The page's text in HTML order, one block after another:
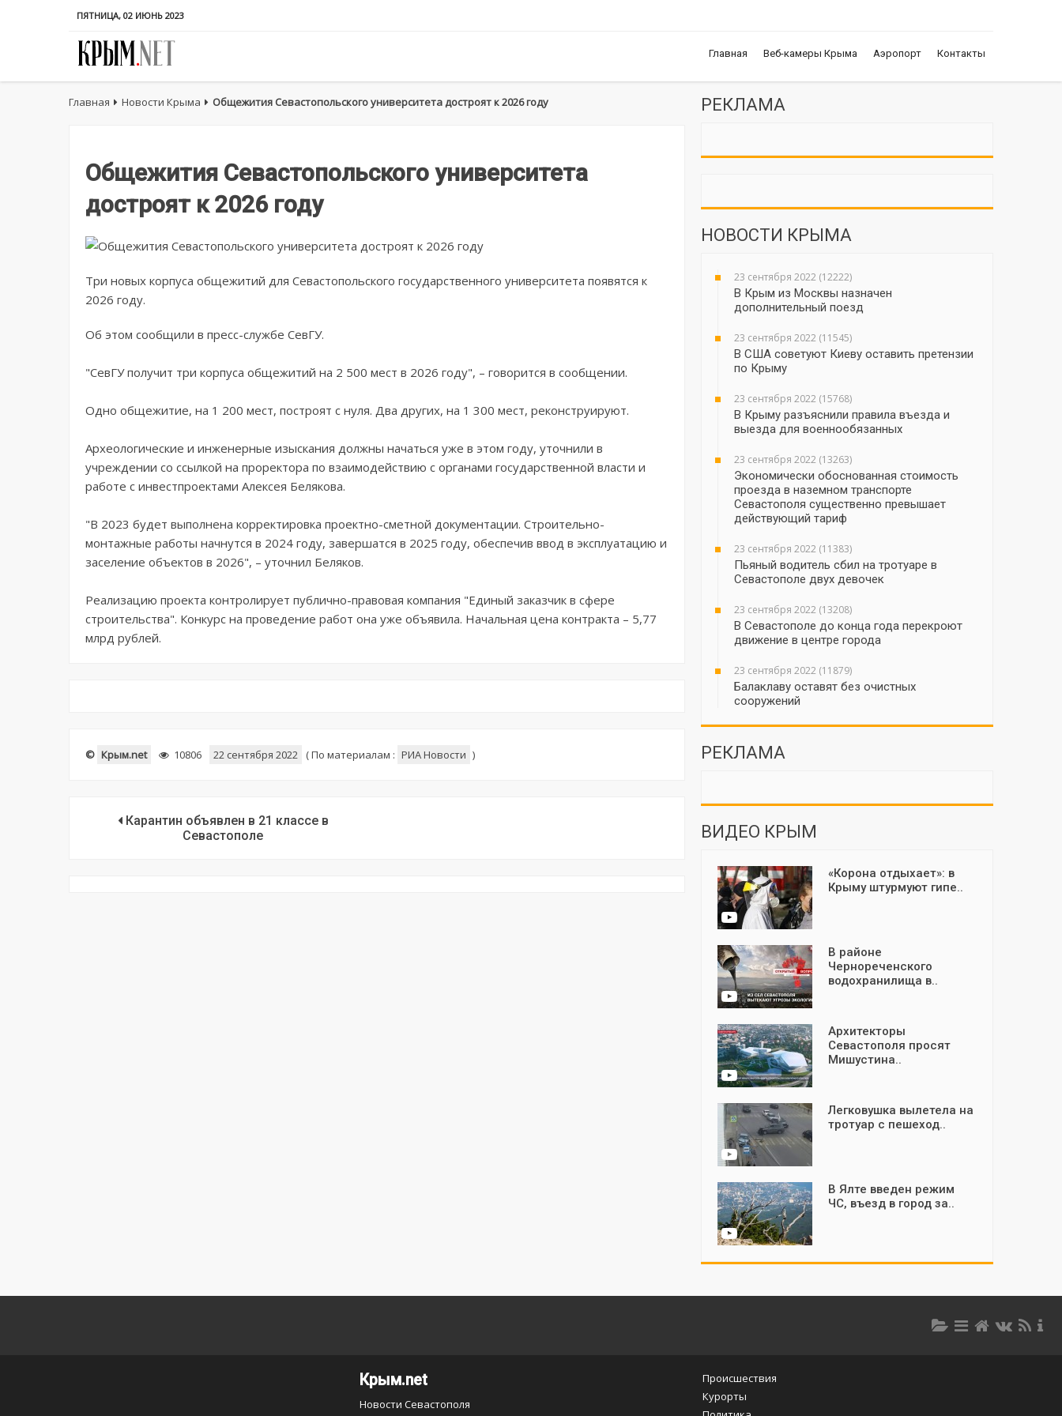
ПЯТНИЦА, 02 ИЮНЬ 2023
Главная Веб-камеры Крыма Аэропорт Контакты
Главная Новости Крыма Общежития Севастопольского университета достроят к 2026 году
Общежития Севастопольского университета
достроят к 2026 году
Три новых корпуса общежитий для Севастопольского государственного университета появятся к
2026 году.
Об этом сообщили в пресс-службе СевГУ.
"СевГУ получит три корпуса общежитий на 2 500 мест в 2026 году", – говорится в сообщении.
Одно общежитие, на 1 200 мест, построят с нуля. Два других, на 1 300 мест, реконструируют.
Археологические и инженерные изыскания должны начаться уже в этом году, уточнили в
учреждении со ссылкой на проректора по взаимодействию с органами государственной власти и
работе с инвестпроектами Алексея Белякова.
"В 2023 будет выполнена корректировка проектно-сметной документации. Строительно-
монтажные работы начнутся в 2024 году, завершатся в 2025 году, обеспечив ввод в эксплуатацию и
заселение объектов в 2026", – уточнил Беляков.
Реализацию проекта контролирует публично-правовая компания "Единый заказчик в сфере
строительства". Конкурс на проведение работ она уже объявила. Начальная цена контракта – 5,77
млрд рублей.
© Крым.net 10806 22 сентября 2022 (По материалам : РИА Новости )
Карантин объявлен в 21 классе в
Севастополе
РЕКЛАМА
НОВОСТИ КРЫМА
23 сентября 2022 (12222)
В Крым из Москвы назначен
дополнительный поезд
23 сентября 2022 (11545)
В США советуют Киеву оставить претензии
по Крыму
23 сентября 2022 (15768)
В Крыму разъяснили правила въезда и
выезда для военнообязанных
23 сентября 2022 (13263)
Экономически обоснованная стоимость
проезда в наземном транспорте
Севастополя существенно превышает
действующий тариф
23 сентября 2022 (11383)
Пьяный водитель сбил на тротуаре в
Севастополе двух девочек
23 сентября 2022 (13208)
В Севастополе до конца года перекроют
движение в центре города
23 сентября 2022 (11879)
Балаклаву оставят без очистных
сооружений
РЕКЛАМА
ВИДЕО КРЫМ
«Корона отдыхает»: в
Крыму штурмуют гипе..
В районе
Чернореченского
водохранилища в..
Архитекторы
Севастополя просят
Мишустина..
Легковушка вылетела на
тротуар с пешеход..
В Ялте введен режим
ЧС, въезд в город за..
Крым.net
Новости Севастополя
Происшествия
Курорты